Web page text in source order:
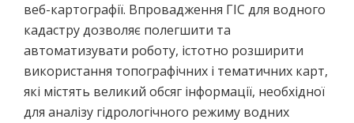
веб-картографії. Впровадження ГІС для водного
кадастру дозволяє полегшити та
автоматизувати роботу, істотно розширити
використання топографічних і тематичних карт,
які містять великий обсяг інформації, необхідної
для аналізу гідрологічного режиму водних